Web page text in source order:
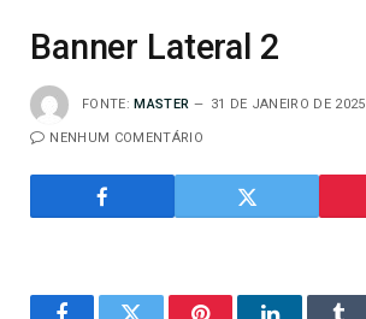
Banner Lateral 2
FONTE: MASTER 31 DE JANEIRO DE 2025
NENHUM COMENTÁRIO